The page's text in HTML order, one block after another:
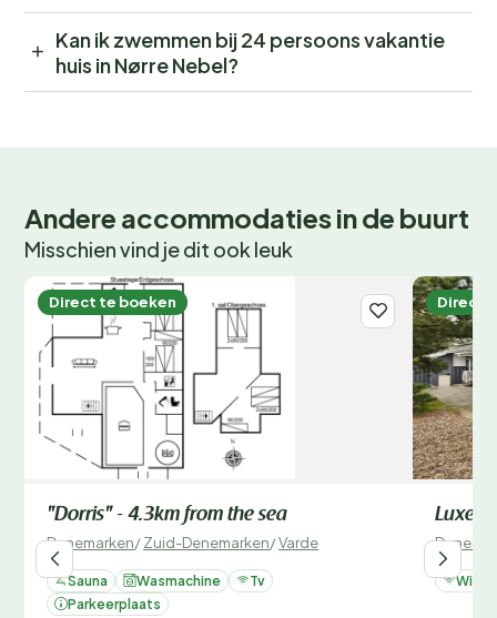
Kan ik zwemmen bij 24 persoons vakantie
huis in Nørre Nebel?
Andere accommodaties in de buurt
Misschien vind je dit ook leuk
Direct te boeken
"Dorris" - 4.3km from the sea
Denemarken/Zuid-Denemarken/Varde
Sauna Wasmachine
Tv
Parkeerplaats
Direct
Luxe
Wifi